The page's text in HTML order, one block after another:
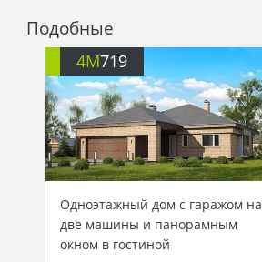
Подобные
4M719
Одноэтажный дом с гаражом на
две машины и панорамным
окном в гостиной